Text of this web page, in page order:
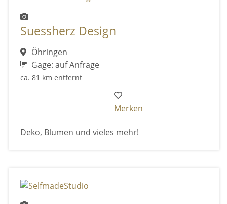
Suessherz Design
Öhringen
Gage: auf Anfrage
ca. 81 km entfernt
Merken
Deko, Blumen und vieles mehr!